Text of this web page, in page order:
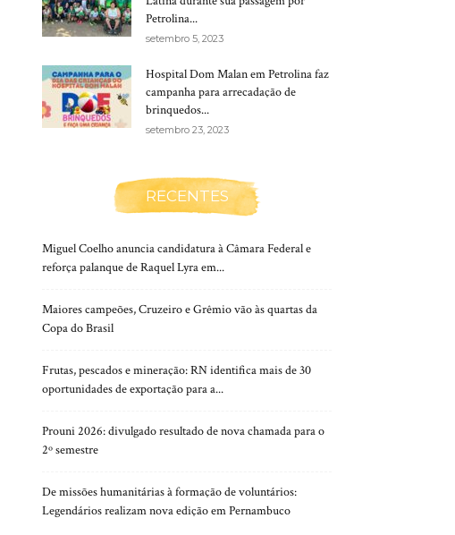
Petrolina...
setembro 5, 2023
Hospital Dom Malan em Petrolina faz
campanha para arrecadação de
brinquedos...
setembro 23, 2023
RECENTES
Miguel Coelho anuncia candidatura à Câmara Federal e
reforça palanque de Raquel Lyra em...
Maiores campeões, Cruzeiro e Grêmio vão às quartas da
Copa do Brasil
Frutas, pescados e mineração: RN identifica mais de 30
oportunidades de exportação para a...
Prouni 2026: divulgado resultado de nova chamada para o
2º semestre
De missões humanitárias à formação de voluntários:
Legendários realizam nova edição em Pernambuco